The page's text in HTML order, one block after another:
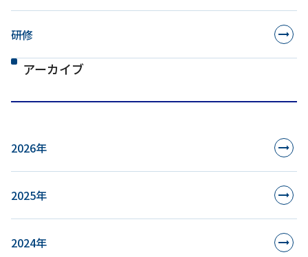
研修
アーカイブ
2026年
2025年
2024年